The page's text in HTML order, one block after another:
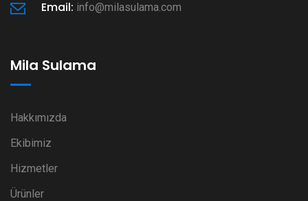
Email: info@milasulama.com
Mila Sulama
Hakkımızda
Ekibimiz
Hizmetler
Ürünler